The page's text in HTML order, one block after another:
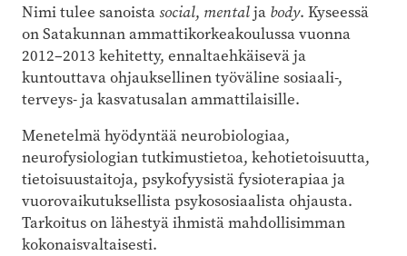
Nimi tulee sanoistasocial, mentalja body. Kyseessä
on Satakunnan ammattikorkeakoulussa vuonna
2012–2013 kehitetty, ennaltaehkäisevä ja
kuntouttava ohjauk­sellinen työväline sosiaali-,
terveys- ja kasvatusalan ammattilaisille.
Menetelmä hyödyntää neurobiologiaa,
neurofysiologian tutkimustietoa, kehotietoisuutta,
tietoisuustaitoja, psykofyysistä fysioterapiaa ja
vuorovaikutuksellista psykososiaalista ohjausta.
Tarkoitus on lähestyä ihmistä mahdollisimman
kokonaisvaltaisesti.